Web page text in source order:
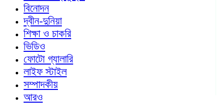
বিনোদন
দ্বীন-দুনিয়া
শিক্ষা ও চাকরি
ভিডিও
ফোটো গ্যালারি
লাইফ স্টাইল
সম্পাদকীয়
আরও